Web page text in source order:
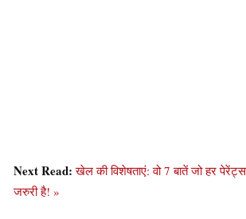
Next Read:खेल की विशेषताएं: वो 7 बातें जो हर
जरुरी है! »